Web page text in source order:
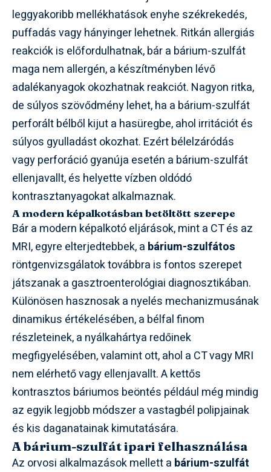
leggyakoribb mellékhatások enyhe székrekedés,
puffadás vagy hányinger lehetnek. Ritkán allergiás
reakciók is előfordulhatnak, bár a bárium-szulfát
maga nem allergén, a készítményben lévő
adalékanyagok okozhatnak reakciót. Nagyon ritka,
de súlyos szövődmény lehet, ha a bárium-szulfát
perforált bélből kijut a hasüregbe, ahol irritációt és
súlyos gyulladást okozhat. Ezért bélelzáródás
vagy perforáció gyanúja esetén a bárium-szulfát
ellenjavallt, és helyette vízben oldódó
kontrasztanyagokat alkalmaznak.
A modern képalkotásban betöltött szerepe
Bár a modern képalkotó eljárások, mint a CT és az
MRI, egyre elterjedtebbek, a bárium-szulfátos
röntgenvizsgálatok továbbra is fontos szerepet
játszanak a gasztroenterológiai diagnosztikában.
Különösen hasznosak a nyelés mechanizmusának
dinamikus értékelésében, a bélfal finom
részleteinek, a nyálkahártya redőinek
megfigyelésében, valamint ott, ahol a CT vagy MRI
nem elérhető vagy ellenjavallt. A kettős
kontrasztos báriumos beöntés például még mindig
az egyik legjobb módszer a vastagbél polipjainak
és kis daganatainak kimutatására.
A bárium-szulfát ipari felhasználása
Az orvosi alkalmazások mellett a bárium-szulfát